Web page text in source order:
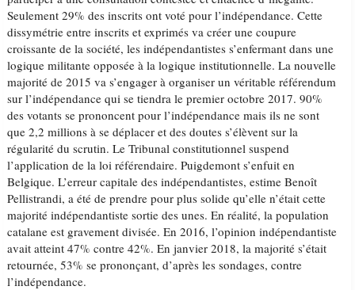
Seulement 29% des inscrits ont voté pour l’indépendance. Cette
dissymétrie entre inscrits et exprimés va créer une coupure
croissante de la société, les indépendantistes s’enfermant dans une
logique militante opposée à la logique institutionnelle. La nouvelle
majorité de 2015 va s’engager à organiser un véritable référendum
sur l’indépendance qui se tiendra le premier octobre 2017. 90%
des votants se prononcent pour l’indépendance mais ils ne sont
que 2,2 millions à se déplacer et des doutes s’élèvent sur la
régularité du scrutin. Le Tribunal constitutionnel suspend
l’application de la loi référendaire. Puigdemont s’enfuit en
Belgique. L’erreur capitale des indépendantistes, estime Benoît
Pellistrandi, a été de prendre pour plus solide qu’elle n’était cette
majorité indépendantiste sortie des unes. En réalité, la population
catalane est gravement divisée. En 2016, l’opinion indépendantiste
avait atteint 47% contre 42%. En janvier 2018, la majorité s’était
retournée, 53% se prononçant, d’après les sondages, contre
l’indépendance.